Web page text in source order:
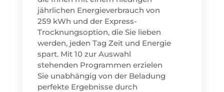
jährlichen Energieverbrauch von
259 kWh und der Express-
Trocknungsoption, die Sie lieben
werden, jeden Tag Zeit und Energie
spart. Mit 10 zur Auswahl
stehenden Programmen erzielen
Sie unabhängig von der Beladung
perfekte Ergebnisse durch